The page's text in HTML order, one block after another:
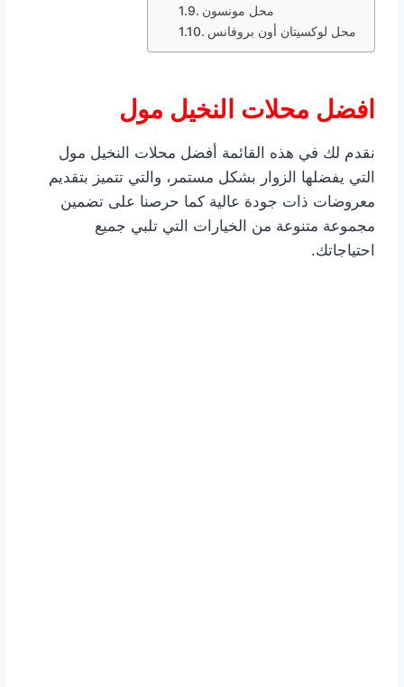
محل مونسون
محل لوكسيتان أون بروفانس
افضل محلات النخيل مول
نقدم لك في هذه القائمة أفضل محلات النخيل مول
التي يفضلها الزوار بشكل مستمر، والتي تتميز بتقديم
معروضات ذات جودة عالية كما حرصنا على تضمين
مجموعة متنوعة من الخيارات التي تلبي جميع
احتياجاتك.